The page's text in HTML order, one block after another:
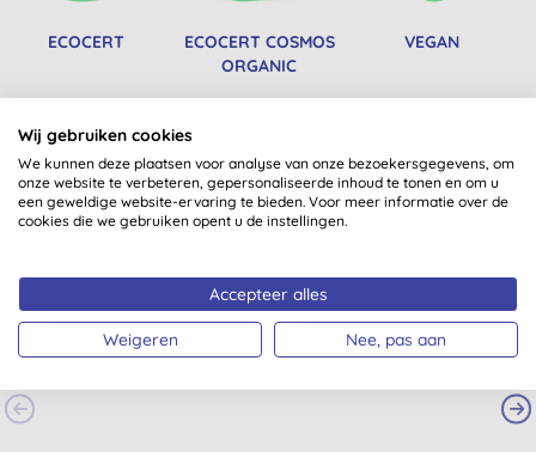
ECOCERT
ECOCERT COSMOS
ORGANIC
VEGAN
Misschien ook iets voor jou
Wij gebruiken cookies
We kunnen deze plaatsen voor analyse van onze bezoekersgegevens, om
onze website te verbeteren, gepersonaliseerde inhoud te tonen en om u
een geweldige website-ervaring te bieden. Voor meer informatie over de
cookies die we gebruiken opent u de instellingen.
Accepteer alles
Weigeren Nee, pas aan